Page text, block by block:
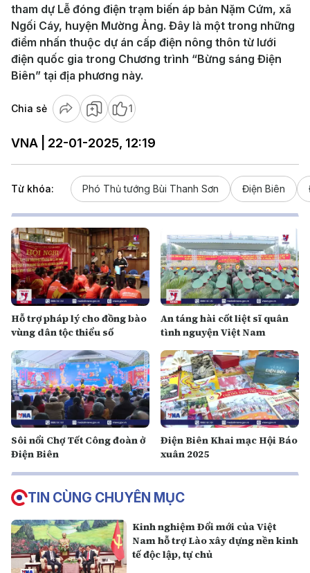
tham dự Lễ đóng điện trạm biến áp bản Nặm Cứm, xã
Ngối Cáy, huyện Mường Ảng. Đây là một trong những
điểm nhấn thuộc dự án cấp điện nông thôn từ lưới
điện quốc gia trong Chương trình “Bừng sáng Điện
Biên” tại địa phương này.
Chia sẻ 1
VNA | 22-01-2025, 12:19
Từ khóa: Phó Thủ tướng Bùi Thanh Sơn Điện Biên
Hỗ trợ pháp lý cho đồng bào
vùng dân tộc thiểu số
An táng hài cốt liệt sĩ quân
tình nguyện Việt Nam
Sôi nổi Chợ Tết Công đoàn ở
Điện Biên
Điện Biên Khai mạc Hội Báo
xuân 2025
TIN CÙNG CHUYÊN MỤC
Kinh nghiệm Đổi mới của Việt
Nam hỗ trợ Lào xây dựng nền kinh
tế độc lập, tự chủ